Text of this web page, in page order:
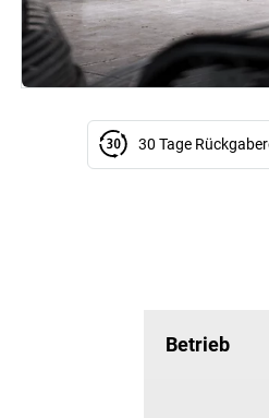
30 Tage
Betrieb